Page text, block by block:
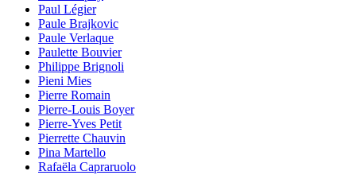
Paul Légier
Paule Brajkovic
Paule Verlaque
Paulette Bouvier
Philippe Brignoli
Pieni Mies
Pierre Romain
Pierre-Louis Boyer
Pierre-Yves Petit
Pierrette Chauvin
Pina Martello
Rafaëla Capraruolo